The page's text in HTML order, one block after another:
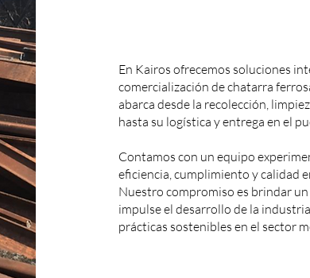
En Kairos ofrecemos soluciones
comercialización de chatarra
abarca desde la recolección,
hasta su logística y entrega en el
Contamos con un equipo
eficiencia, cumplimiento y calidad
Nuestro compromiso es brindar
impulse el desarrollo de la
prácticas sostenibles en el sector